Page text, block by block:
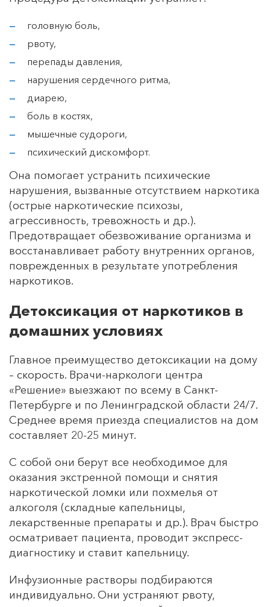
головную боль,
рвоту,
перепады давления,
нарушения сердечного ритма,
диарею,
боль в костях,
мышечные судороги,
психический дискомфорт.
Она помогает устранить психические
нарушения, вызванные отсутствием наркотика
(острые наркотические психозы,
агрессивность, тревожность и др.).
Предотвращает обезвоживание организма и
восстанавливает работу внутренних органов,
поврежденных в результате употребления
наркотиков.
Детоксикация от наркотиков в
домашних условиях
Главное преимущество детоксикации на дому
– скорость. Врачи-наркологи центра
«Решение» выезжают по всему в Санкт-
Петербурге и по Ленинградской области 24/7.
Среднее время приезда специалистов на дом
составляет 20-25 минут.
С собой они берут все необходимое для
оказания экстренной помощи и снятия
наркотической ломки или похмелья от
алкоголя (складные капельницы,
лекарственные препараты и др.). Врач быстро
осматривает пациента, проводит экспресс-
диагностику и ставит капельницу.
Инфузионные растворы подбираются
индивидуально. Они устраняют рвоту,